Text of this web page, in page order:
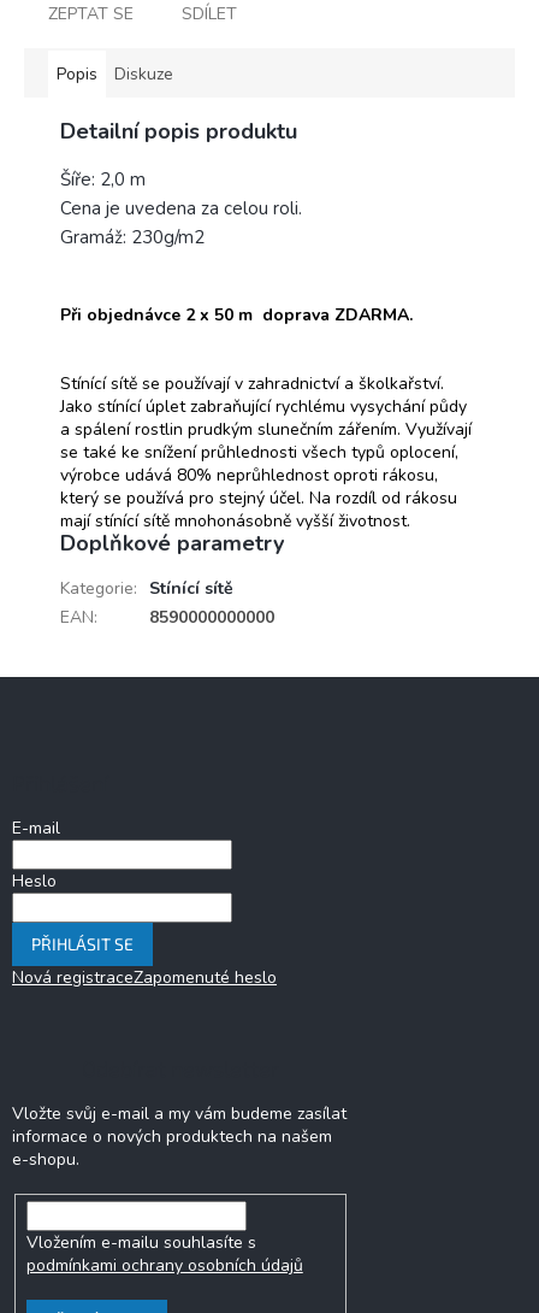
ZEPTAT SE SDÍLET
Popis Diskuze
Detailní popis produktu
Šíře: 2,0 m
Cena je uvedena za celou roli.
Gramáž: 230g/m2
Při objednávce 2 x 50 m doprava ZDARMA.
Stínící sítě se používají v zahradnictví a školkařství.
Jako stínící úplet zabraňující rychlému vysychání půdy
a spálení rostlin prudkým slunečním zářením. Využívají
se také ke snížení průhlednosti všech typů oplocení,
výrobce udává 80% neprůhlednost oproti rákosu,
který se používá pro stejný účel. Na rozdíl od rákosu
mají stínící sítě mnohonásobně vyšší životnost.
Doplňkové parametry
Kategorie:
Stínící sítě
EAN: 8590000000000
E-mail
Heslo
PŘIHLÁSIT SE
Nová registraceZapomenuté heslo
Vložte svůj e-mail a my vám budeme zasílat
informace o nových produktech na našem
e-shopu.
Vložením e-mailu souhlasíte s
podmínkami ochrany osobních údajů